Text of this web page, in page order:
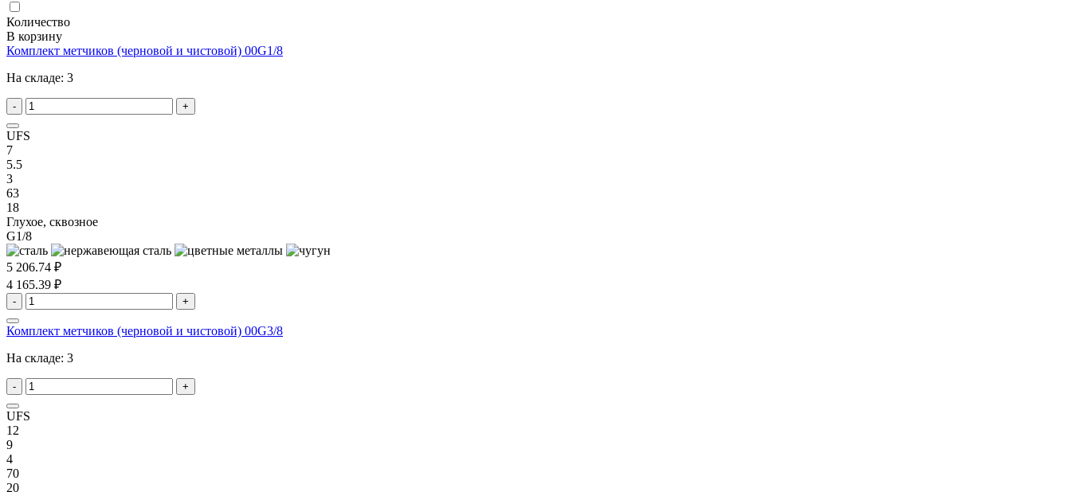
Количество
В корзину
Комплект метчиков (черновой и чистовой) 00G1/8
На складе: 3
- +
UFS
7
5.5
3
63
18
Глухое, сквозное
G1/8
5 206.74 ₽
4 165.39 ₽
- +
Комплект метчиков (черновой и чистовой) 00G3/8
На складе: 3
- +
UFS
12
9
4
70
20